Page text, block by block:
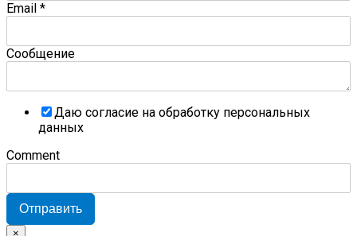
Email *
Сообщение
Даю согласие на обработку персональных
данных
Comment
Отправить
×